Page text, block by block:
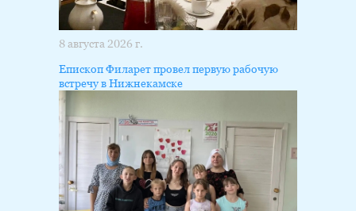
8 августа 2026 г.
Епископ Филарет провел первую рабочую
встречу в Нижнекамске